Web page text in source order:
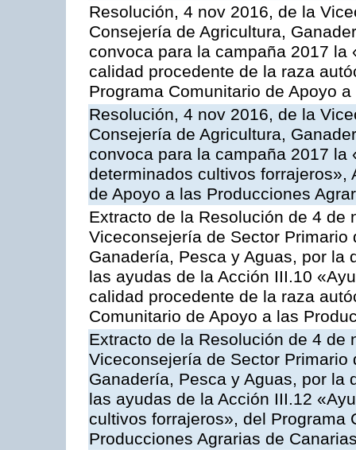
Resolución, 4 nov 2016, de la
Consejería de Agricultura,
convoca para la campaña 2017
calidad procedente de la raza
Programa Comunitario de Apoyo
Resolución, 4 nov 2016, de la
Consejería de Agricultura,
convoca para la campaña 2017 la
determinados cultivos forrajeros»,
de Apoyo a las Producciones
Extracto de la Resolución de 4 de
Viceconsejería de Sector
Ganadería, Pesca y Aguas, por la
las ayudas de la Acción III.10
calidad procedente de la raza
Comunitario de Apoyo a las
Extracto de la Resolución de 4 de
Viceconsejería de Sector
Ganadería, Pesca y Aguas, por la
las ayudas de la Acción III.12
cultivos forrajeros», del Programa
Producciones Agrarias de